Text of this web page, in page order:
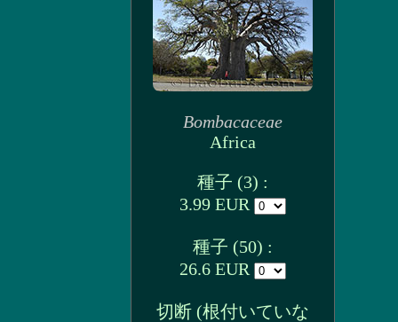
Bombacaceae
Africa
種子 (3) :
3.99 EUR
種子 (50) :
26.6 EUR
切断 (根付いていな